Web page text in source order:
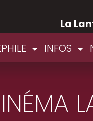
La
INFOS